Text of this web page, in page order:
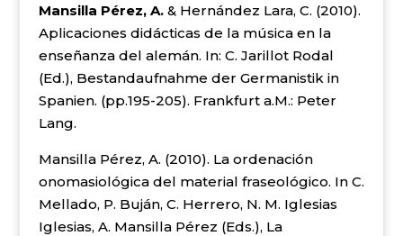
Mansilla Pérez, A.& Hernández Lara, C. (2010).
Aplicaciones didácticas de la música en la
enseñanza del alemán. In: C. Jarillot Rodal
(Ed.), Bestandaufnahme der Germanistik in
Spanien. (pp.195-205). Frankfurt a.M.: Peter
Lang.
Mansilla Pérez, A. (2010). La ordenación
onomasiológica del material fraseológico. In C.
Mellado, P. Buján, C. Herrero, N. M. Iglesias
Iglesias, A. Mansilla Pérez (Eds.), La